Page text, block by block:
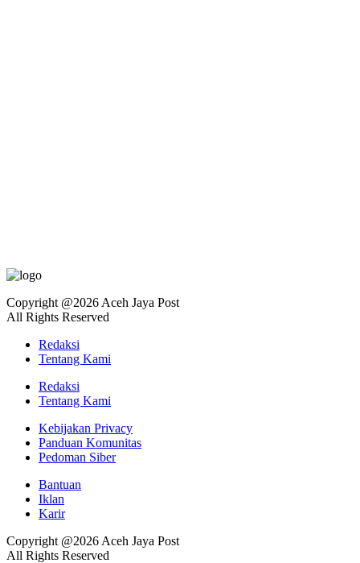
Copyright @2026 Aceh Jaya Post
All Rights Reserved
Redaksi
Tentang Kami
Redaksi
Tentang Kami
Kebijakan Privacy
Panduan Komunitas
Pedoman Siber
Bantuan
Iklan
Karir
Copyright @2026 Aceh Jaya Post
All Rights Reserved